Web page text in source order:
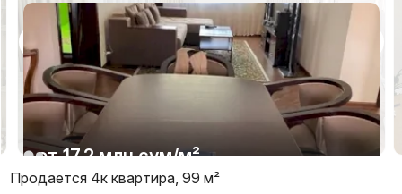
от17.2 млн сум/м²
1/13
Продается 4к квартира, 99 м²